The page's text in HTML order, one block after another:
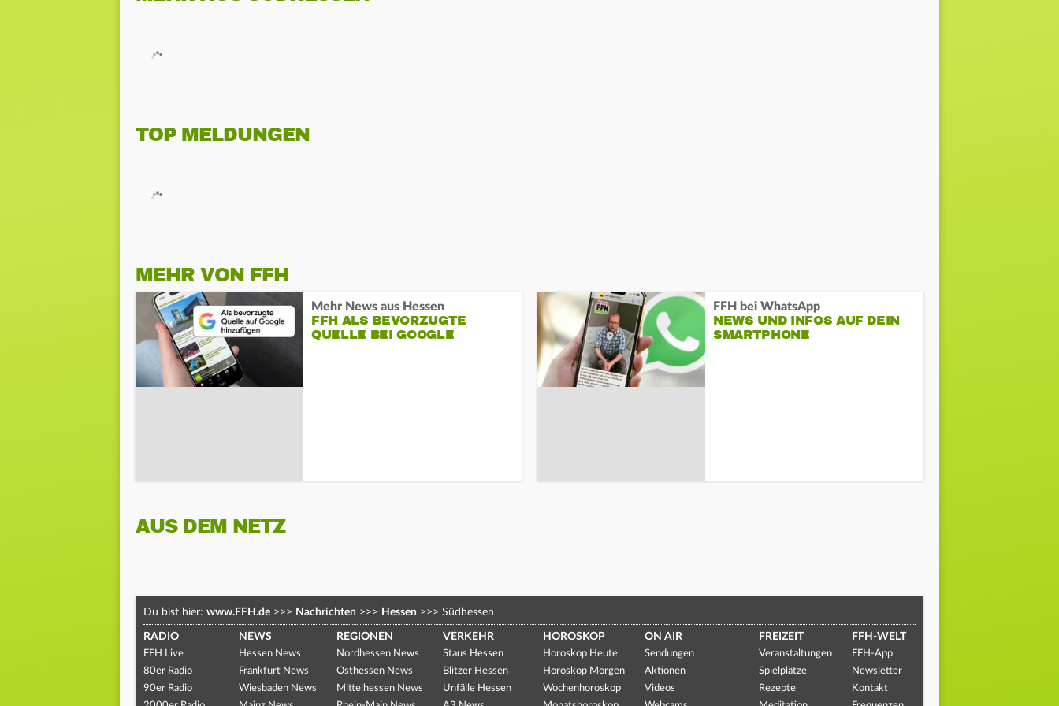
TOP MELDUNGEN
MEHR VON FFH
Mehr News aus Hessen
FFH ALS BEVORZUGTE
QUELLE BEI GOOGLE
FFH bei WhatsApp
NEWS UND INFOS AUF DEIN
SMARTPHONE
AUS DEM NETZ
Du bist hier: www.FFH.de >>> Nachrichten >>> Hessen >>> Südhessen
RADIO
FFH Live
80er Radio
90er Radio
NEWS
Hessen News
Frankfurt News
Wiesbaden News
REGIONEN
Nordhessen News
Osthessen News
Mittelhessen News
VERKEHR
Staus Hessen
Blitzer Hessen
Unfälle Hessen
HOROSKOP
Horoskop Heute
Horoskop Morgen
Wochenhoroskop
ON AIR
Sendungen
Aktionen
Videos
FREIZEIT
Veranstaltungen
Spielplätze
Rezepte
FFH-WELT
FFH-App
Newsletter
Kontakt